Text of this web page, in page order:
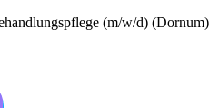
(m/w/d) (Dornum)